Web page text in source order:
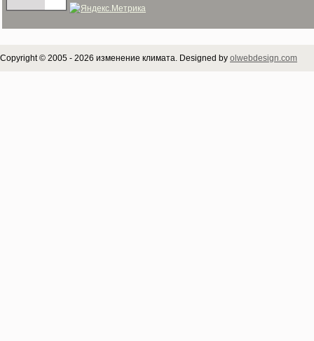
Copyright © 2005 - 2026 изменение климата. Designed by olwebdesign.com